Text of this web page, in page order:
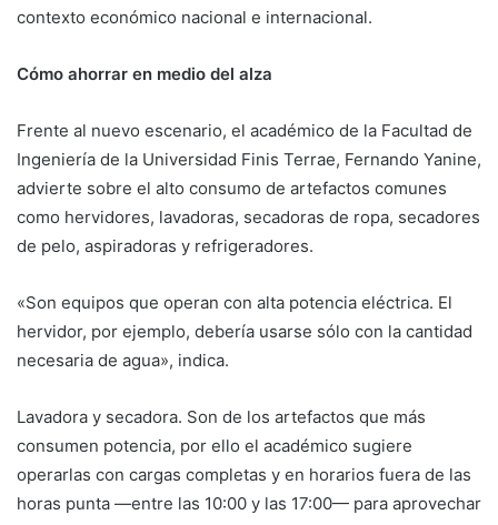
contexto económico nacional e internacional.
Cómo ahorrar en medio del alza
Frente al nuevo escenario, el académico de la Facultad de
Ingeniería de la Universidad Finis Terrae, Fernando Yanine,
advierte sobre el alto consumo de artefactos comunes
como hervidores, lavadoras, secadoras de ropa, secadores
de pelo, aspiradoras y refrigeradores.
«Son equipos que operan con alta potencia eléctrica. El
hervidor, por ejemplo, debería usarse sólo con la cantidad
necesaria de agua», indica.
Lavadora y secadora. Son de los artefactos que más
consumen potencia, por ello el académico sugiere
operarlas con cargas completas y en horarios fuera de las
horas punta —entre las 10:00 y las 17:00— para aprovechar